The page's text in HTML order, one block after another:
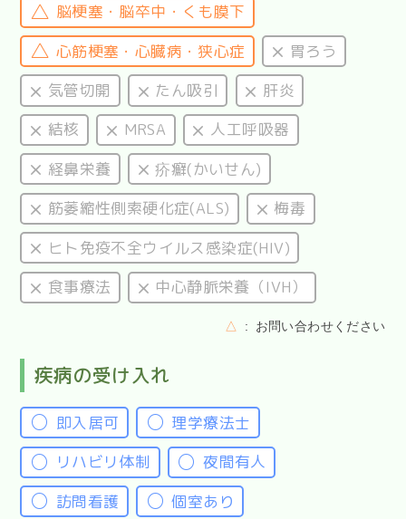
脳梗塞・脳卒中・くも膜下
心筋梗塞・心臓病・狭心症
胃ろう
気管切開
たん吸引
肝炎
結核
MRSA
人工呼吸器
経鼻栄養
疥癬(かいせん)
筋萎縮性側索硬化症(ALS)
梅毒
ヒト免疫不全ウイルス感染症(HIV)
食事療法
中心静脈栄養（IVH）
△ お問い合わせください
疾病の受け入れ
即入居可
理学療法士
リハビリ体制
夜間有人
訪問看護
個室あり